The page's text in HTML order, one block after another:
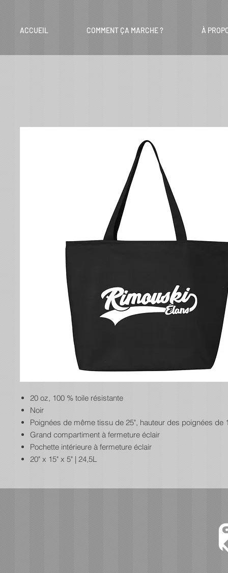
ACCUEIL COMMENT ÇA MARCHE ? À
20 oz, 100 % toile résistante
Noir
Poignées de même tissu de 25", hauteur des poignées de
Grand compartiment à fermeture éclair
Pochette intérieure à fermeture éclair
20" x 15" x 5" | 24,5L